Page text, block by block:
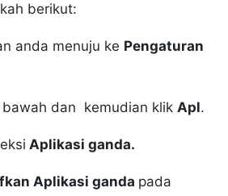
berikut:
anda menuju ke Pengaturan
bawah dan kemudian klikApl.
Aplikasi ganda.
Aplikasi ganda pada